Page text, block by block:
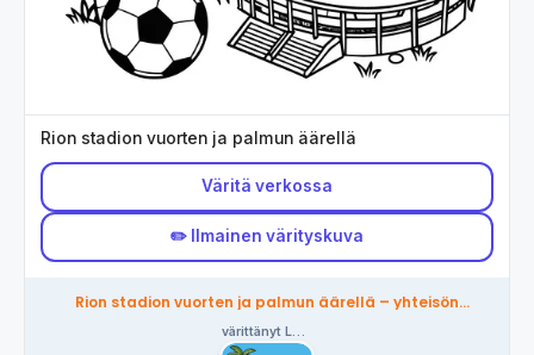
Rion stadion vuorten ja palmun äärellä
Väritä verkossa
✏️ Ilmainen värityskuva
Rion stadion vuorten ja palmun äärellä – yhteisön